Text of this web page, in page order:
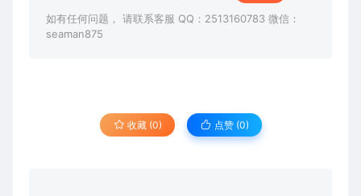
如有任何问题， 请联系客服 QQ：2513160783 微信：
seaman875
收藏 (0) 点赞 (0)